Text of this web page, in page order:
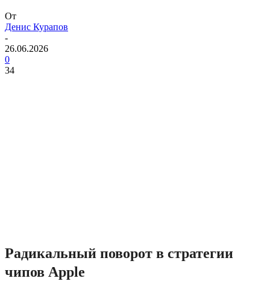
От
Денис Курапов
-
26.06.2026
0
34
Радикальный поворот в стратегии
чипов Apple